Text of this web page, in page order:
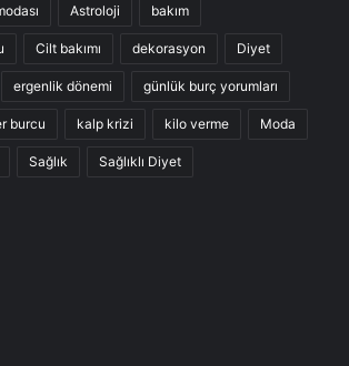
Astroloji bakım
Cilt bakımı dekorasyon Diyet
ergenlik dönemi günlük burç yorumları
burcu kalp krizi kilo verme Moda
Sağlık Sağlıklı Diyet